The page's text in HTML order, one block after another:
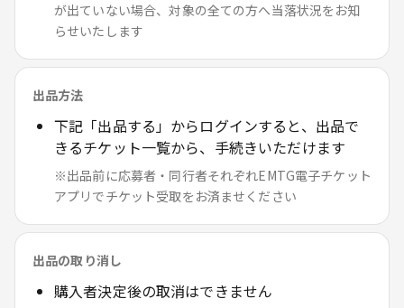
が出ていない場合、対象の全ての方へ当落状況をお知
らせいたします
出品方法
下記「出品する」からログインすると、出品で
きるチケット一覧から、手続きいただけます
※出品前に応募者・同行者それぞれEMTG電子チケット
アプリでチケット受取をお済ませください
出品の取り消し
購入者決定後の取消はできません